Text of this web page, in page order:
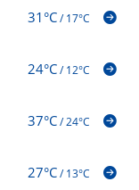
31°C/17°C
24°C/12°C
37°C/24°C
27°C/13°C